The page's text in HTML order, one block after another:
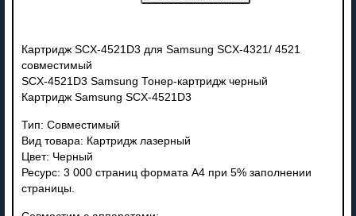
Картридж SCX-4521D3 для Samsung SCX-4321/ 4521
совместимый
SCX-4521D3 Samsung Тонер-картридж черный
Картридж Samsung SCX-4521D3
Тип: Совместимый
Вид товара: Картридж лазерный
Цвет: Черный
Ресурс: 3 000 страниц формата А4 при 5% заполнении
страницы.